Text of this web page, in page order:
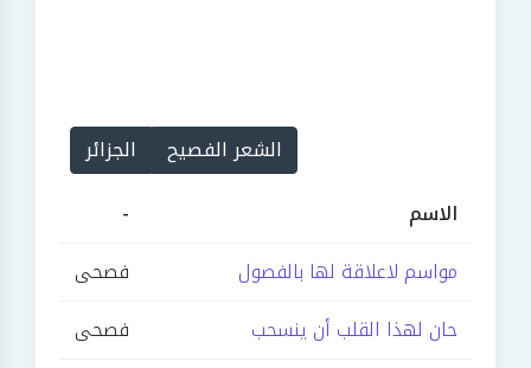
الشعر الفصيح
الجزائر
الاسم
-
مواسم لاعلاقة لها بالفصول
فصحى
حان لهذا القلب أن ينسحب
فصحى